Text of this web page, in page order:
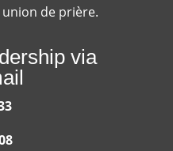
de prière.
via